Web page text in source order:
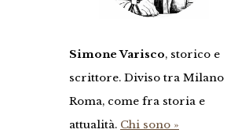
Simone Varisco, storico e
scrittore. Diviso tra Milano
Roma, come fra storia e
attualità. Chi sono »